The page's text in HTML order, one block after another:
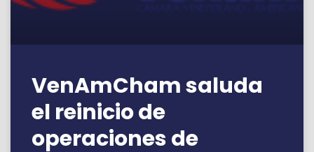
VenAmCham saluda
el reinicio de
operaciones de